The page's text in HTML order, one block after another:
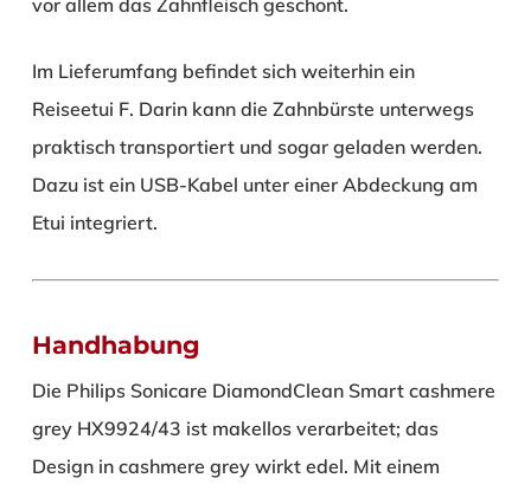
Im Lieferumfang befindet sich weiterhin ein
Reiseetui F. Darin kann die Zahnbürste unterwegs
praktisch transportiert und sogar geladen werden.
Dazu ist ein USB-Kabel unter einer Abdeckung am
Etui integriert.
Handhabung
Die Philips Sonicare DiamondClean Smart cashmere
grey HX9924/43 ist makellos verarbeitet; das
Design in cashmere grey wirkt edel. Mit einem